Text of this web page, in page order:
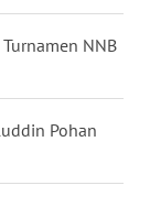
NNB
Pohan